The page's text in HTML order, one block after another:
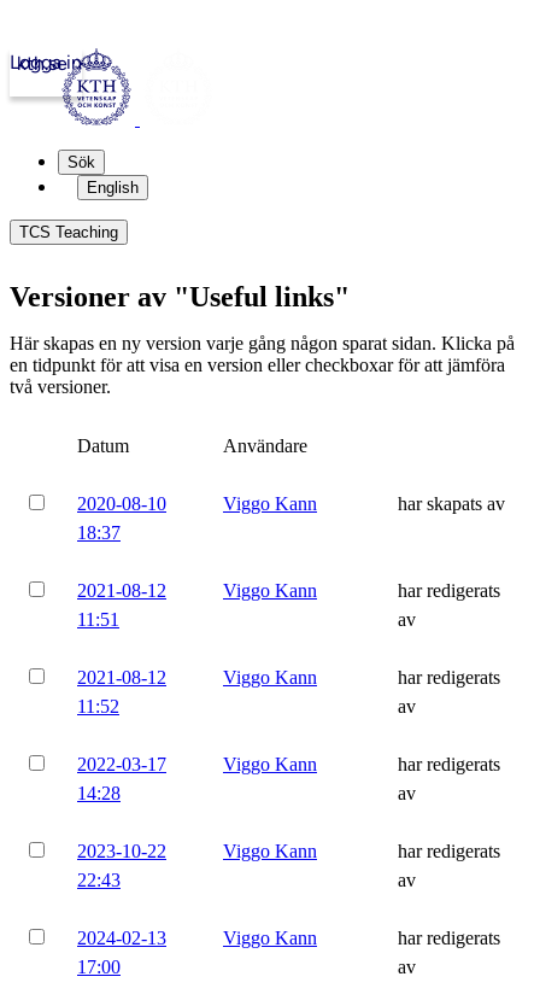
kth.se
Logga in
Sök
English
TCS Teaching
Versioner av "Useful links"
Här skapas en ny version varje gång någon sparat sidan. Klicka på
en tidpunkt för att visa en version eller checkboxar för att jämföra
två versioner.
Datum Användare
2020-08-10
18:37
Viggo Kann har skapats av
2021-08-12
11:51
Viggo Kann
har redigerats
av
2021-08-12
11:52
Viggo Kann
har redigerats
av
2022-03-17
14:28
Viggo Kann
har redigerats
av
2023-10-22
22:43
Viggo Kann
har redigerats
av
2024-02-13
17:00
Viggo Kann
har redigerats
av